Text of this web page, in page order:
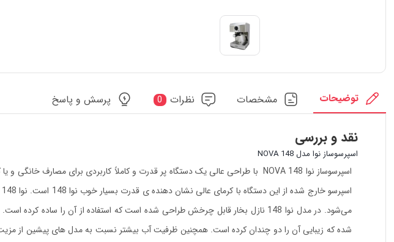
توضیحات مشخصات نظرات 0 پرسش و پاسخ
نقد و بررسی
اسپرسوساز نوا مدل NOVA 148